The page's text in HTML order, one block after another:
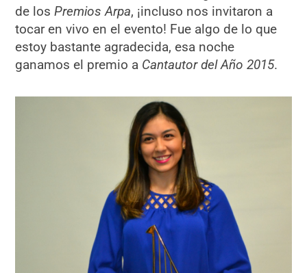
de losPremios Arpa, ¡incluso nos invitaron a
tocar en vivo en el evento! Fue algo de lo que
estoy bastante agradecida, esa noche
ganamos el premio a Cantautor del Año 2015.